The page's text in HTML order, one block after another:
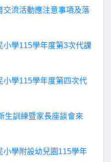
交流活動應注意事項及落
小學115學年度第3次代課
小學115學年度第四次代
生訓練暨家長座談會來
小學附設幼兒園115學年